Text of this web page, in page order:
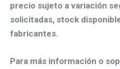
precio sujeto a variación
solicitadas, stock
fabricantes.
Para más información o